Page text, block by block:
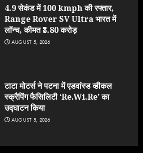
4.9 सेकंड में 100 kmph की रफ्तार,
Range Rover SV Ultra भारत में
लॉन्च, कीमत ₹3.80 करोड़
AUGUST 5, 2026
टाटा मोटर्स ने पटना में एडवांस्ड व्हीकल
स्क्रैपिंग फैसिलिटी ‘Re.Wi.Re’ का
उद्घाटन किया
AUGUST 5, 2026